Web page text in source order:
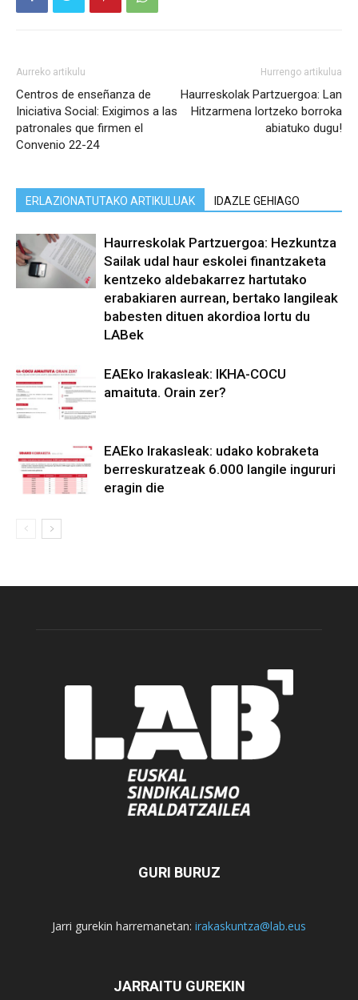
Aurreko artikulu
Centros de enseñanza de
Iniciativa Social: Exigimos a las
patronales que firmen el
Convenio 22-24
Hurrengo artikulua
Haurreskolak Partzuergoa: Lan
Hitzarmena lortzeko borroka
abiatuko dugu!
ERLAZIONATUTAKO ARTIKULUAK IDAZLE GEHIAGO
Haurreskolak Partzuergoa: Hezkuntza
Sailak udal haur eskolei finantzaketa
kentzeko aldebakarrez hartutako
erabakiaren aurrean, bertako langileak
babesten dituen akordioa lortu du
LABek
EAEko Irakasleak: IKHA-COCU
amaituta. Orain zer?
EAEko Irakasleak: udako kobraketa
berreskuratzeak 6.000 langile ingururi
eragin die
GURI BURUZ
Jarri gurekin harremanetan: irakaskuntza@lab.eus
JARRAITU GUREKIN